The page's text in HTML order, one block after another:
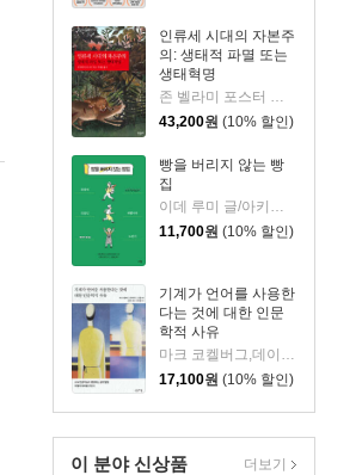
인류세 시대의 자본주
의: 생태적 파멸 또는
생태혁명
존 벨라미 포스터 저/박종일 역
43,200원 (10% 할인)
빵을 버리지 않는 빵
집
11,700원 (10% 할인)
기계가 언어를 사용한
다는 것에 대한 인문
학적 사유
17,100원 (10% 할인)
이 분야 신상품 더보기